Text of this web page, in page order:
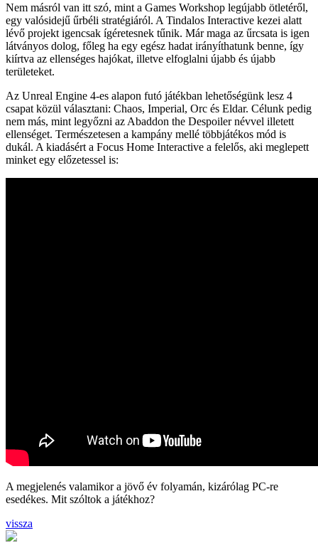
Nem másról van itt szó, mint a Games Workshop legújabb ötletéről,
egy valósidejű űrbéli stratégiáról. A Tindalos Interactive kezei alatt
lévő projekt igencsak ígéretesnek tűnik. Már maga az űrcsata is igen
látványos dolog, főleg ha egy egész hadat irányíthatunk benne, így
kiírtva az ellenséges hajókat, illetve elfoglalni újabb és újabb
területeket.
Az Unreal Engine 4-es alapon futó játékban lehetőségünk lesz 4
csapat közül választani: Chaos, Imperial, Orc és Eldar. Célunk pedig
nem más, mint legyőzni az Abaddon the Despoiler névvel illetett
ellenséget. Természetesen a kampány mellé többjátékos mód is
dukál. A kiadásért a Focus Home Interactive a felelős, aki meglepett
minket egy előzetessel is:
A megjelenés valamikor a jövő év folyamán, kizárólag PC-re
esedékes. Mit szóltok a játékhoz?
vissza